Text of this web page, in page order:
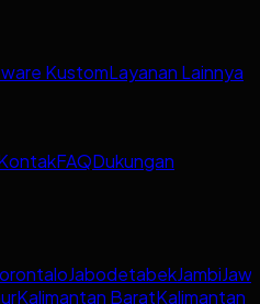
KustomLayanan Lainnya
FAQDukungan
JabodetabekJambi
Kalimantan BaratKalimantan